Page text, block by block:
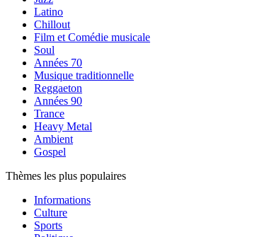
Latino
Chillout
Film et Comédie musicale
Soul
Années 70
Musique traditionnelle
Reggaeton
Années 90
Trance
Heavy Metal
Ambient
Gospel
Thèmes les plus populaires
Informations
Culture
Sports